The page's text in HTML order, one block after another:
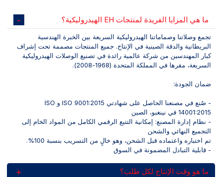
ما هي المزايا الفريدة لمنتجات EH الهيدروليكية؟
تجمع وصلاتنا وصماماتنا الهيدروليكية السريعة بين الخبرة الهندسية
البريطانية والدقة الصينية في الإنتاج. جميع المنتجات مصممة تحت إشراف
كبار المهندسين من شركة عالمية رائدة في تصنيع الوصلات الهيدروليكية
السريعة، مقرها في المملكة المتحدة (1968-2008).
ضمان الجودة:
- صُنع في مصنعنا الحاصل على شهادتي ISO 9001:2015 و ISO
14001:2015 في نينغبو، الصين
- نظام إدارة المصنع: إمكانية التتبع الرقمي الكامل من المواد الخام إلى
التجميع النهائي والشحن
تم اختباره واعتماده قبل الشحن، وهو خالٍ من التسريب بنسبة 100%.
- قابلية التبادل المضمونة في السوق
ما هو وقت الإنتاج لكل طلب؟